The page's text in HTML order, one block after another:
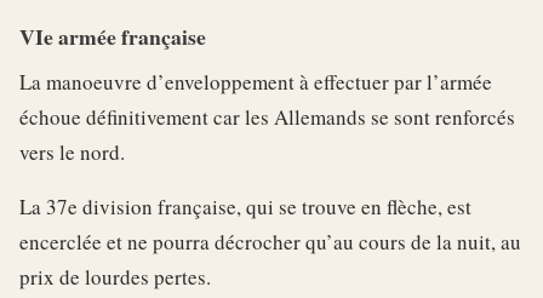
VIe armée française
La manoeuvre d’enveloppement à effectuer par l’armée
échoue définitivement car les Allemands se sont renforcés
vers le nord.
La 37e division française, qui se trouve en flèche, est
encerclée et ne pourra décrocher qu’au cours de la nuit, au
prix de lourdes pertes.